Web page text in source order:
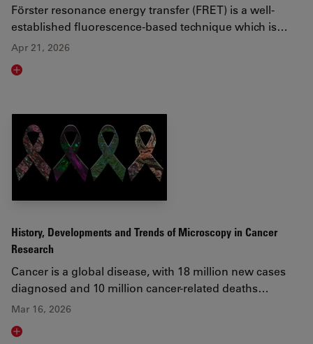
Förster resonance energy transfer (FRET) is a well-
established fluorescence-based technique which is…
Apr 21, 2026
Read article
History, Developments and Trends of Microscopy in Cancer
Research
Cancer is a global disease, with 18 million new cases
diagnosed and 10 million cancer-related deaths…
Mar 16, 2026
Read article